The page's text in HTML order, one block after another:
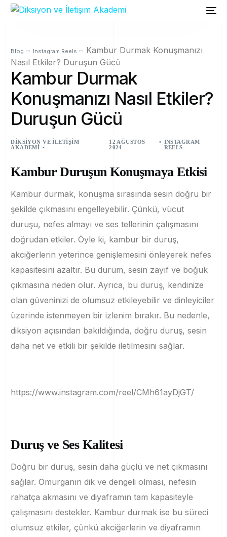
Blog Instagram Reels
Kambur Durmak Konuşmanızı
Nasıl Etkiler? Duruşun Gücü
Kambur Durmak
Konuşmanızı Nasıl Etkiler?
Duruşun Gücü
DIKSIYON VE İLETIŞIM
AKADEMI
12 AĞUSTOS
2024
INSTAGRAM
REELS
Kambur Duruşun Konuşmaya Etkisi
Kambur durmak, konuşma sırasında sesin doğru bir
şekilde çıkmasını engelleyebilir. Çünkü, vücut
duruşu, nefes almayı ve ses tellerinin çalışmasını
doğrudan etkiler. Öyle ki, kambur bir duruş,
akciğerlerin yeterince genişlemesini önleyerek nefes
kapasitesini azaltır. Bu durum, sesin zayıf ve boğuk
çıkmasına neden olur. Ayrıca, bu duruş, kendinize
olan güveninizi de olumsuz etkileyebilir ve dinleyiciler
üzerinde istenmeyen bir izlenim bırakır. Bu nedenle,
diksiyon açısından bakıldığında, doğru duruş, sesin
daha net ve etkili bir şekilde iletilmesini sağlar.
https://www.instagram.com/reel/CMh61ayDjGT/
Duruş ve Ses Kalitesi
Doğru bir duruş, sesin daha güçlü ve net çıkmasını
sağlar. Omurganın dik ve dengeli olması, nefesin
rahatça akmasını ve diyaframın tam kapasiteyle
çalışmasını destekler. Kambur durmak ise bu süreci
olumsuz etkiler, çünkü akciğerlerin ve diyaframın